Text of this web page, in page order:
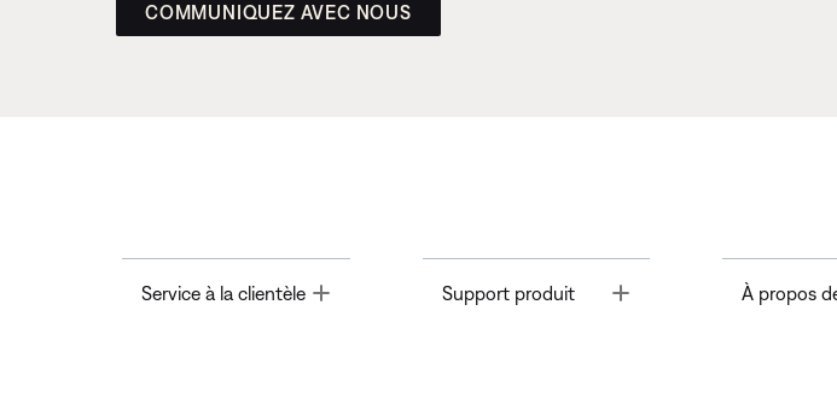
COMMUNIQUEZ AVEC NOUS
Service à la clientèle Toggle Support produit À propos